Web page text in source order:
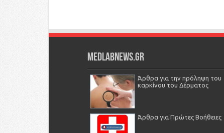
Medlabnews.gr
Άρθρα για την πρόληψη του
καρκίνου του Δέρματος
Άρθρα για Πρώτες Βοήθειες